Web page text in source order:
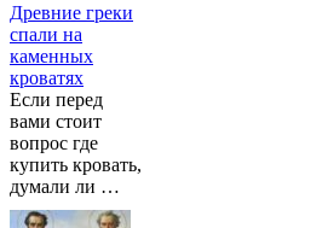
Древние греки
спали на
каменных
кроватях
Если перед
вами стоит
вопрос где
купить кровать,
думали ли …